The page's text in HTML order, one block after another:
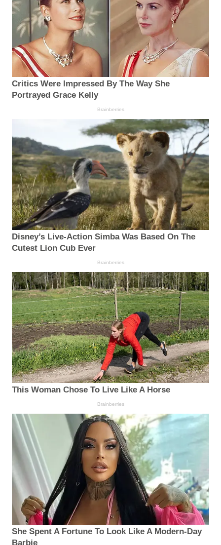
Critics Were Impressed By The Way She
Portrayed Grace Kelly
Brainberries
Disney’s Live-Action Simba Was Based On The
Cutest Lion Cub Ever
Brainberries
This Woman Chose To Live Like A Horse
Brainberries
She Spent A Fortune To Look Like A Modern-Day
Barbie